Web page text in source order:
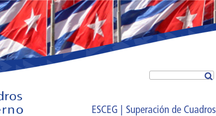
Superación de Cuadros |
ESCEG |